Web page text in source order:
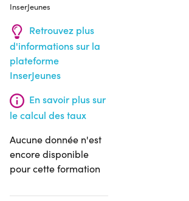
InserJeunes
Retrouvez plus
d'informations sur la
plateforme
InserJeunes
En savoir plus sur
le calcul des taux
Aucune donnée n'est
encore disponible
pour cette formation